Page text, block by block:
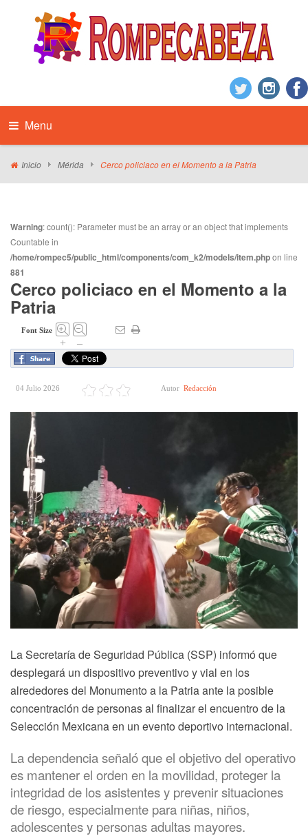
Menu
Inicio Mérida Cerco policiaco en el Momento a la Patria
Warning: count(): Parameter must be an array or an object that implements
Countable in
/home/rompec5/public_html/components/com_k2/models/item.phpon line
881
Cerco policiaco en el Momento a la
Patria
Font Size
+ –
04 Julio 2026 Autor Redacción
La Secretaría de Seguridad Pública (SSP) informó que
desplegará un dispositivo preventivo y vial en los
alrededores del Monumento a la Patria ante la posible
concentración de personas al finalizar el encuentro de la
Selección Mexicana en un evento deportivo internacional.
La dependencia señaló que el objetivo del operativo
es mantener el orden en la movilidad, proteger la
integridad de los asistentes y prevenir situaciones
de riesgo, especialmente para niñas, niños,
adolescentes y personas adultas mayores.